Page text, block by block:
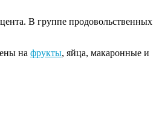
В группе продовольственных
на фрукты, яйца, макаронные и